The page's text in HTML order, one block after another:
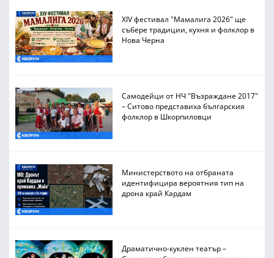
XIV фестивал "Мамалига 2026" ще
събере традиции, кухня и фолклор в
Нова Черна
Самодейци от НЧ "Възраждане 2017"
– Ситово представиха българския
фолклор в Шкорпиловци
Министерството на отбраната
идентифицира вероятния тип на
дрона край Кардам
Драматично-куклен театър –